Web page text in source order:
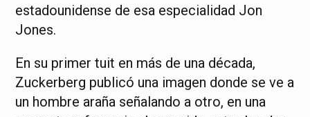
estadounidense de esa especialidad Jon
Jones.
En su primer tuit en más de una década,
Zuckerberg publicó una imagen donde se ve a
un hombre araña señalando a otro, en una